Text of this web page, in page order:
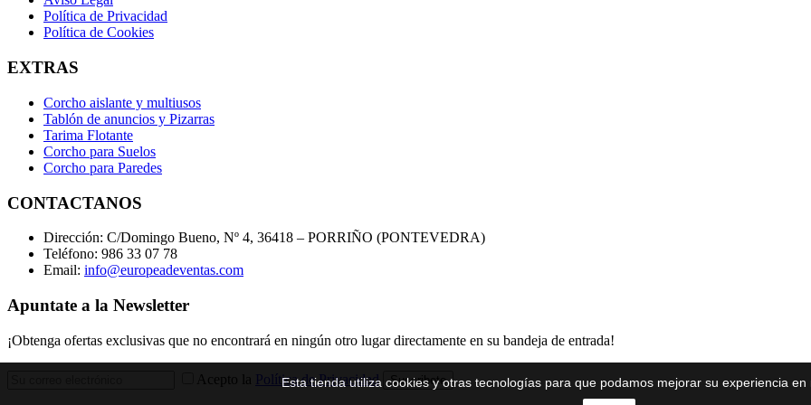
Política de Privacidad
Política de Cookies
EXTRAS
Corcho aislante y multiusos
Tablón de anuncios y Pizarras
Tarima Flotante
Corcho para Suelos
Corcho para Paredes
CONTACTANOS
Dirección: C/Domingo Bueno, Nº 4, 36418 – PORRIÑO (PONTEVEDRA)
Teléfono: 986 33 07 78
Email: info@europeadeventas.com
Apuntate a la Newsletter
¡Obtenga ofertas exclusivas que no encontrará en ningún otro lugar directamente en su bandeja de entrada!
Acepto la Política de Privacidad Suscribete
Esta tienda utiliza cookies y otras tecnologías para que podamos mejorar su experiencia en